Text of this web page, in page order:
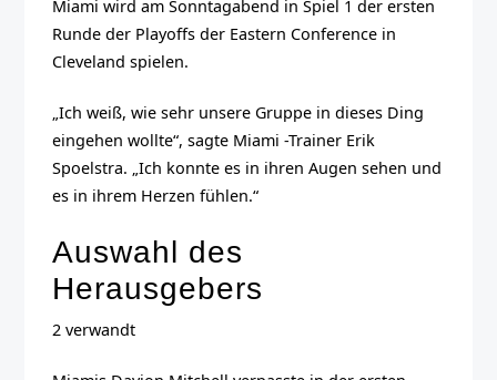
Miami wird am Sonntagabend in Spiel 1 der ersten
Runde der Playoffs der Eastern Conference in
Cleveland spielen.
„Ich weiß, wie sehr unsere Gruppe in dieses Ding
eingehen wollte“, sagte Miami -Trainer Erik
Spoelstra. „Ich konnte es in ihren Augen sehen und
es in ihrem Herzen fühlen.“
Auswahl des
Herausgebers
2 verwandt